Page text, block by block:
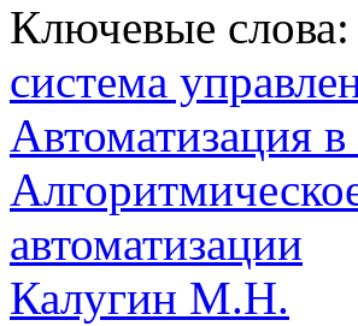
Ключевые слова:
система
Автоматизация
автоматизации
Калугин М.Н.